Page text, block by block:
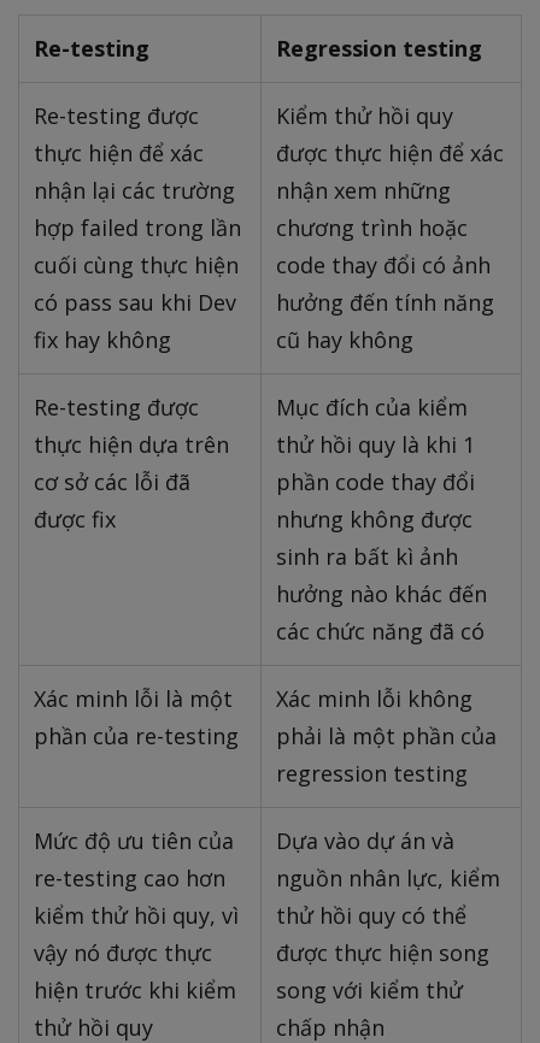
Re-testing Regression testing
Re-testing được
thực hiện để xác
nhận lại các trường
hợp failed trong lần
cuối cùng thực hiện
có pass sau khi Dev
fix hay không
Kiểm thử hồi quy
được thực hiện để xác
nhận xem những
chương trình hoặc
code thay đổi có ảnh
hưởng đến tính năng
cũ hay không
Re-testing được
thực hiện dựa trên
cơ sở các lỗi đã
được fix
Mục đích của kiểm
thử hồi quy là khi 1
phần code thay đổi
nhưng không được
sinh ra bất kì ảnh
hưởng nào khác đến
các chức năng đã có
Xác minh lỗi là một
phần của re-testing
Xác minh lỗi không
phải là một phần của
regression testing
Mức độ ưu tiên của
re-testing cao hơn
kiểm thử hồi quy, vì
vậy nó được thực
hiện trước khi kiểm
thử hồi quy
Dựa vào dự án và
nguồn nhân lực, kiểm
thử hồi quy có thể
được thực hiện song
song với kiểm thử
chấp nhận